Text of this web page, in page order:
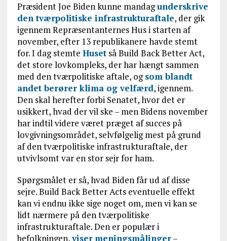
Præsident Joe Biden kunne mandagunderskrive
den tværpolitiske infrastrukturaftale, der gik
igennem Repræsentanternes Hus i starten af
november, efter 13 republikanere havde stemt
for. I dag stemte Husetså Build Back Better Act,
det store lovkompleks, der har hængt sammen
med den tværpolitiske aftale, ogsom blandt
andet berører klima og velfærd, igennem.
Den skal herefter forbi Senatet, hvor det er
usikkert, hvad der vil ske – men Bidens november
har indtil videre været præget af succes på
lovgivningsområdet, selvfølgelig mest på grund
af den tværpolitiske infrastrukturaftale, der
utvivlsomt var en stor sejr for ham.
Spørgsmålet er så, hvad Biden får ud af disse
sejre. Build Back Better Acts eventuelle effekt
kan vi endnu ikke sige noget om, men vi kan se
lidt nærmere på den tværpolitiske
infrastrukturaftale. Den er populær i
befolkningen,viser meningsmålinger–